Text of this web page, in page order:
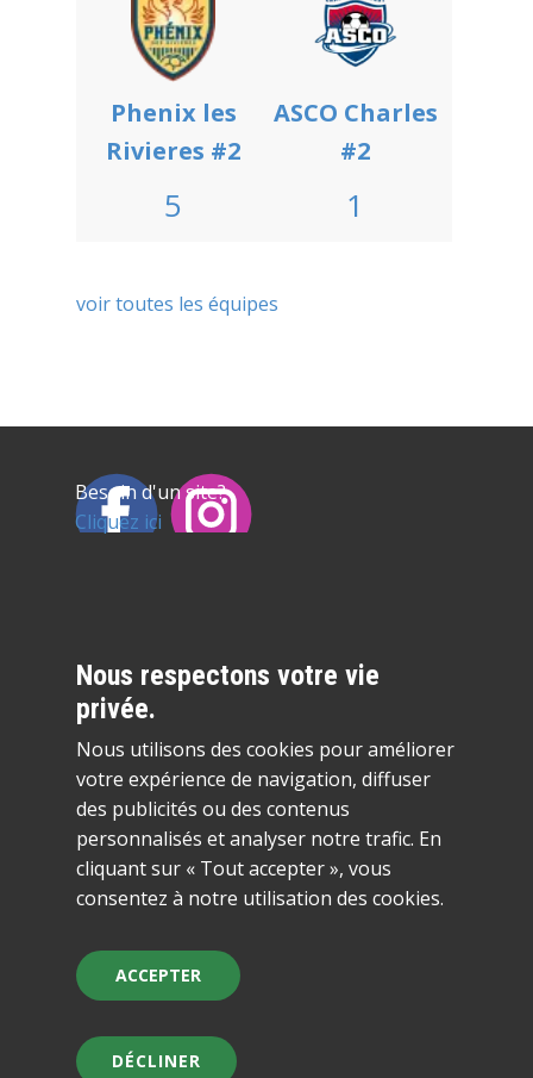
Phenix les
Rivieres #2
ASCO Charles
#2
5 1
voir toutes les équipes
Besoin d'un site?
Cliquez ici
Nous respectons votre vie
privée.
Nous utilisons des cookies pour améliorer
votre expérience de navigation, diffuser
des publicités ou des contenus
personnalisés et analyser notre trafic. En
cliquant sur « Tout accepter », vous
consentez à notre utilisation des cookies.
ACCEPTER
DÉCLINER